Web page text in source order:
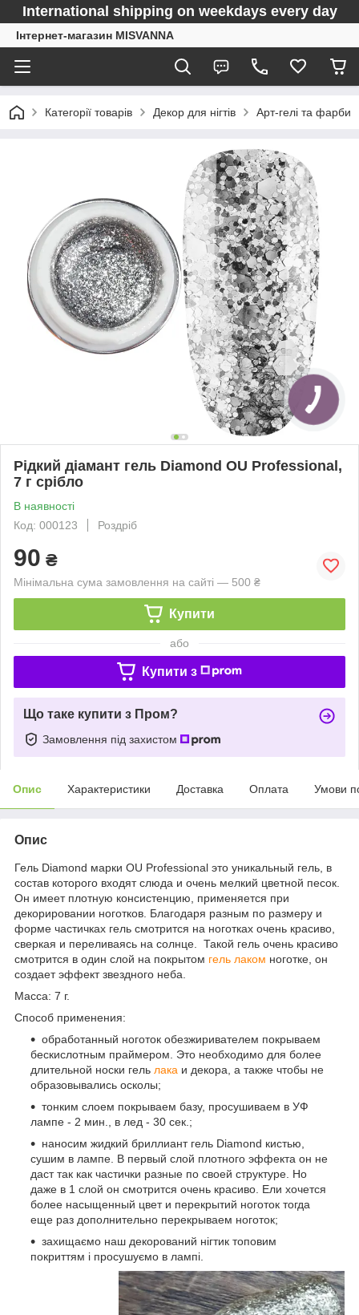
International shipping on weekdays every day
Інтернет-магазин MISVANNA
Категорії товарів Декор для нігтів Арт-гелі та фарби
Рідкий діамант гель Diamond OU Professional,
7 г срібло
В наявності
Код: 000123
Роздріб
90 ₴
Мінімальна сума замовлення на сайті — 500 ₴
Купити
або
Купити з
Що таке купити з Пром?
Замовлення під захистом
Опис Характеристики Доставка Оплата Умови
Опис
Гель Diamond марки OU Professional это уникальный гель, в
состав которого входят слюда и очень мелкий цветной песок.
Он имеет плотную консистенцию, применяется при
декорировании ноготков. Благодаря разным по размеру и
форме частичках гель смотрится на ноготках очень красиво,
сверкая и переливаясь на солнце. Такой гель очень красиво
смотрится в один слой на покрытом гель лаком ноготке, он
создает эффект звездного неба.
Масса: 7 г.
Способ применения:
обработанный ноготок обезжиривателем покрываем
бескислотным праймером. Это необходимо для более
длительной носки гель лака и декора, а также чтобы не
образовывались осколы;
тонким слоем покрываем базу, просушиваем в УФ
лампе - 2 мин., в лед - 30 сек.;
наносим жидкий бриллиант гель Diamond кистью,
сушим в лампе. В первый слой плотного эффекта он не
даст так как частички разные по своей структуре. Но
даже в 1 слой он смотрится очень красиво. Ели хочется
более насыщенный цвет и перекрытий ноготок тогда
еще раз дополнительно перекрываем ноготок;
захищаємо наш декорований нігтик топовим
покриттям і просушуємо в лампі.